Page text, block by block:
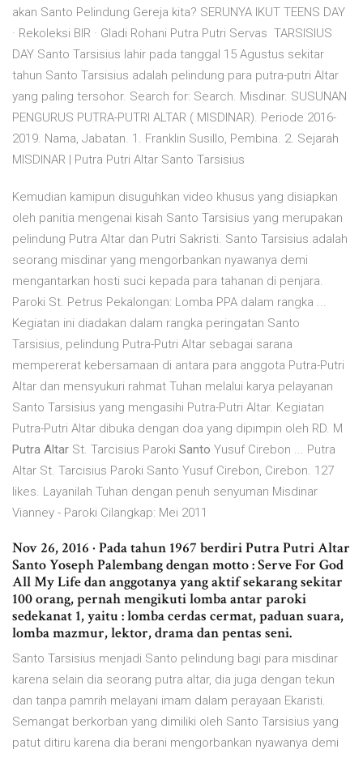
akan Santo Pelindung Gereja kita? SERUNYA IKUT TEENS DAY
· Rekoleksi BIR · Gladi Rohani Putra Putri Servas TARSISIUS
DAY Santo Tarsisius lahir pada tanggal 15 Agustus sekitar
tahun Santo Tarsisius adalah pelindung para putra-putri Altar
yang paling tersohor. Search for: Search. Misdinar. SUSUNAN
PENGURUS PUTRA-PUTRI ALTAR ( MISDINAR). Periode 2016-
2019. Nama, Jabatan. 1. Franklin Susillo, Pembina. 2. Sejarah
MISDINAR | Putra Putri Altar Santo Tarsisius
Kemudian kamipun disuguhkan video khusus yang disiapkan
oleh panitia mengenai kisah Santo Tarsisius yang merupakan
pelindung Putra Altar dan Putri Sakristi. Santo Tarsisius adalah
seorang misdinar yang mengorbankan nyawanya demi
mengantarkan hosti suci kepada para tahanan di penjara.
Paroki St. Petrus Pekalongan: Lomba PPA dalam rangka ...
Kegiatan ini diadakan dalam rangka peringatan Santo
Tarsisius, pelindung Putra-Putri Altar sebagai sarana
mempererat kebersamaan di antara para anggota Putra-Putri
Altar dan mensyukuri rahmat Tuhan melalui karya pelayanan
Santo Tarsisius yang mengasihi Putra-Putri Altar. Kegiatan
Putra-Putri Altar dibuka dengan doa yang dipimpin oleh RD. M
Putra Altar St. Tarcisius Paroki Santo Yusuf Cirebon ... Putra
Altar St. Tarcisius Paroki Santo Yusuf Cirebon, Cirebon. 127
likes. Layanilah Tuhan dengan penuh senyuman Misdinar
Vianney - Paroki Cilangkap: Mei 2011
Nov 26, 2016 · Pada tahun 1967 berdiri Putra Putri Altar
Santo Yoseph Palembang dengan motto : Serve For God
All My Life dan anggotanya yang aktif sekarang sekitar
100 orang, pernah mengikuti lomba antar paroki
sedekanat 1, yaitu : lomba cerdas cermat, paduan suara,
lomba mazmur, lektor, drama dan pentas seni.
Santo Tarsisius menjadi Santo pelindung bagi para misdinar
karena selain dia seorang putra altar, dia juga dengan tekun
dan tanpa pamrih melayani imam dalam perayaan Ekaristi.
Semangat berkorban yang dimiliki oleh Santo Tarsisius yang
patut ditiru karena dia berani mengorbankan nyawanya demi